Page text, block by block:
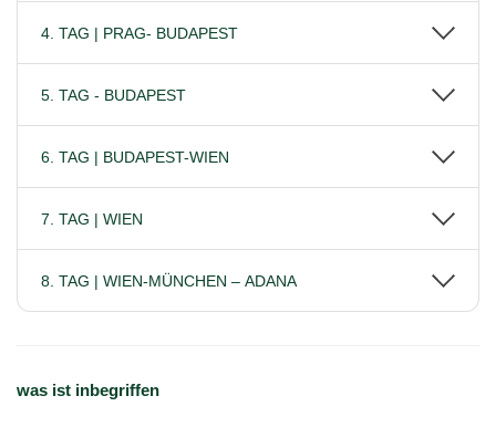
4. TAG | PRAG- BUDAPEST
5. TAG - BUDAPEST
6. TAG | BUDAPEST-WIEN
7. TAG | WIEN
8. TAG | WIEN-MÜNCHEN – ADANA
was ist inbegriffen